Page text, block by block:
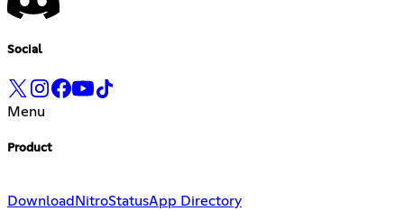
Social
Menu
Product
Download NitroStatusApp Directory